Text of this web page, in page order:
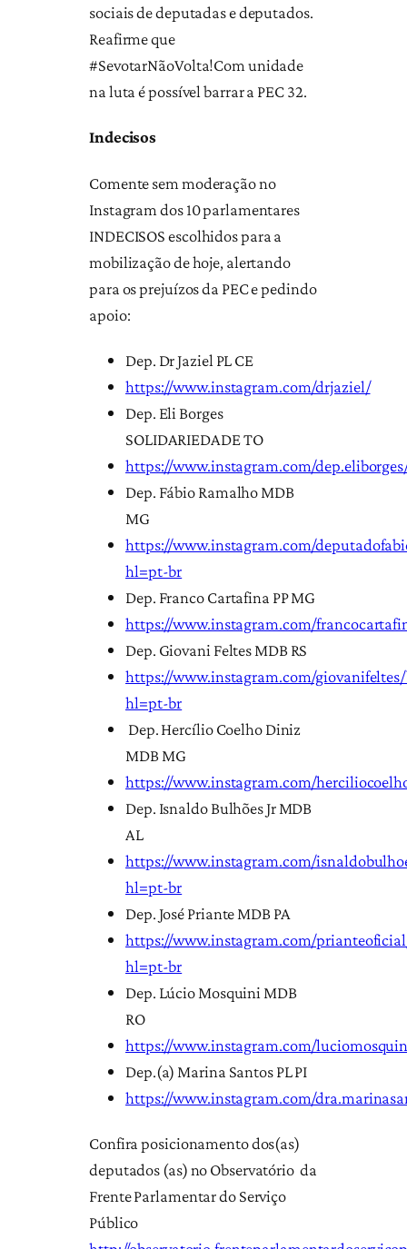
sociais de deputadas e deputados.
Reafirme que
#SevotarNãoVolta!Com unidade
na luta é possível barrar a PEC 32.
Indecisos
Comente sem moderação no
Instagram dos 10 parlamentares
INDECISOS escolhidos para a
mobilização de hoje, alertando
para os prejuízos da PEC e pedindo
apoio:
Dep. Dr Jaziel PL CE
https://www.instagram.com/drjaziel/
Dep. Eli Borges
SOLIDARIEDADE TO
https://www.instagram.com/
Dep. Fábio Ramalho MDB
MG
https://www.instagram.com/
hl=pt-br
Dep. Franco Cartafina PP MG
https://www.instagram.com/
Dep. Giovani Feltes MDB RS
https://www.instagram.com/giovanifeltes/
hl=pt-br
Dep. Hercílio Coelho Diniz
MDB MG
https://www.instagram.com/
Dep. Isnaldo Bulhões Jr MDB
AL
https://www.instagram.com/
hl=pt-br
Dep. José Priante MDB PA
https://www.instagram.com/
hl=pt-br
Dep. Lúcio Mosquini MDB
RO
https://www.instagram.com/
Dep.(a) Marina Santos PL PI
https://www.instagram.com/
Confira posicionamento dos(as)
deputados (as) no Observatório da
Frente Parlamentar do Serviço
Público